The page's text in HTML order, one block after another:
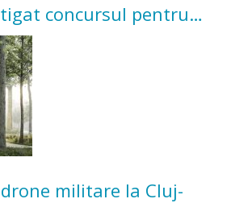
concursul pentru
Grădinii Casei
militare la Cluj-